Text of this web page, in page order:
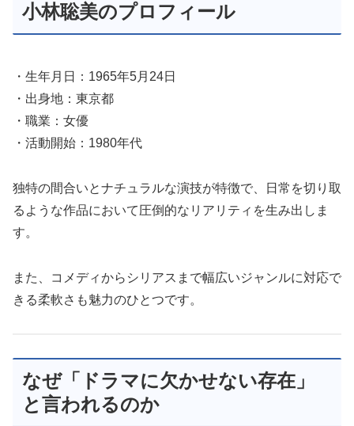
小林聡美のプロフィール
・生年月日：1965年5月24日
・出身地：東京都
・職業：女優
・活動開始：1980年代
独特の間合いとナチュラルな演技が特徴で、日常を切り取
るような作品において圧倒的なリアリティを生み出しま
す。
また、コメディからシリアスまで幅広いジャンルに対応で
きる柔軟さも魅力のひとつです。
なぜ「ドラマに欠かせない存在」
と言われるのか